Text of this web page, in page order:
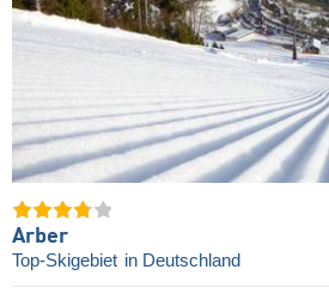
Arber
Top-Skigebiet in Deutschland